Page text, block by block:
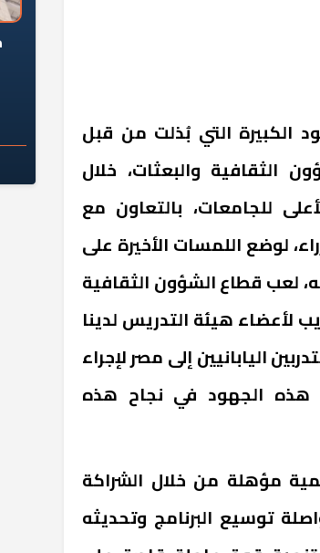
الكبيرة التي بُذلت من قبل
الثقافية والبعثات، خلال
للجامعات، بالتعاون مع
لوضع اللمسات الأخيرة على
لعب قطاع الشؤون الثقافية
لأعضاء هيئة التدريس لدينا
اليابانيين إلى مصر لإجراء
هذه الجهود في نجاح هذه
مؤهلة من خلال الشراكة
توسيع البرنامج وتحديثه
هل